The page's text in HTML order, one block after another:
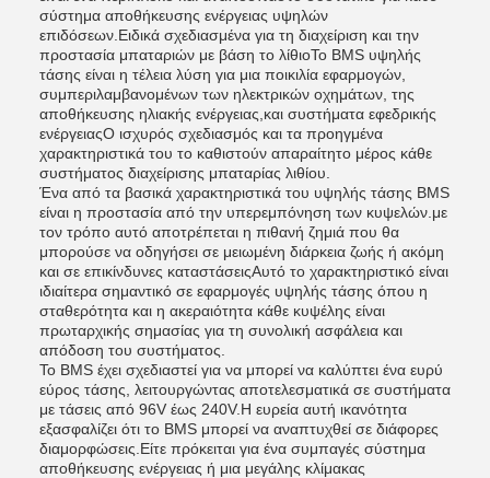
σύστημα αποθήκευσης ενέργειας υψηλών
επιδόσεων.Ειδικά σχεδιασμένα για τη διαχείριση και την
προστασία μπαταριών με βάση το λίθιοΤο BMS υψηλής
τάσης είναι η τέλεια λύση για μια ποικιλία εφαρμογών,
συμπεριλαμβανομένων των ηλεκτρικών οχημάτων, της
αποθήκευσης ηλιακής ενέργειας,και συστήματα εφεδρικής
ενέργειαςΟ ισχυρός σχεδιασμός και τα προηγμένα
χαρακτηριστικά του το καθιστούν απαραίτητο μέρος κάθε
συστήματος διαχείρισης μπαταρίας λιθίου.
Ένα από τα βασικά χαρακτηριστικά του υψηλής τάσης BMS
είναι η προστασία από την υπερεμπόνηση των κυψελών.με
τον τρόπο αυτό αποτρέπεται η πιθανή ζημιά που θα
μπορούσε να οδηγήσει σε μειωμένη διάρκεια ζωής ή ακόμη
και σε επικίνδυνες καταστάσειςΑυτό το χαρακτηριστικό είναι
ιδιαίτερα σημαντικό σε εφαρμογές υψηλής τάσης όπου η
σταθερότητα και η ακεραιότητα κάθε κυψέλης είναι
πρωταρχικής σημασίας για τη συνολική ασφάλεια και
απόδοση του συστήματος.
Το BMS έχει σχεδιαστεί για να μπορεί να καλύπτει ένα ευρύ
εύρος τάσης, λειτουργώντας αποτελεσματικά σε συστήματα
με τάσεις από 96V έως 240V.Η ευρεία αυτή ικανότητα
εξασφαλίζει ότι το BMS μπορεί να αναπτυχθεί σε διάφορες
διαμορφώσεις.Είτε πρόκειται για ένα συμπαγές σύστημα
αποθήκευσης ενέργειας ή μια μεγάλης κλίμακας